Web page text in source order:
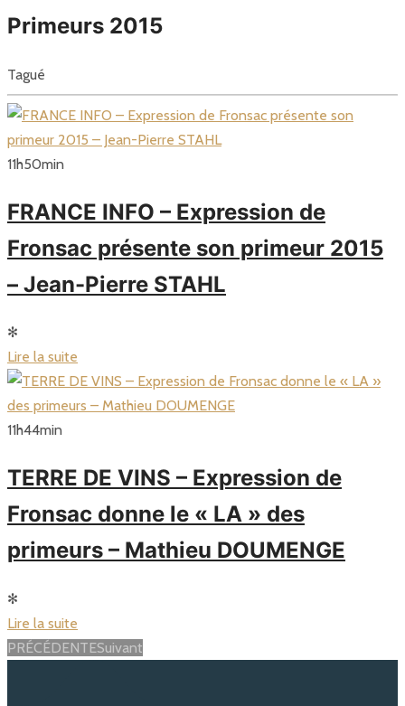
Primeurs 2015
Tagué
11h50min
FRANCE INFO – Expression de
Fronsac présente son primeur 2015
– Jean-Pierre STAHL
✻
Lire la suite
11h44min
TERRE DE VINS – Expression de
Fronsac donne le « LA » des
primeurs – Mathieu DOUMENGE
✻
Lire la suite
Posts
PRÉCÉDENTESuivant